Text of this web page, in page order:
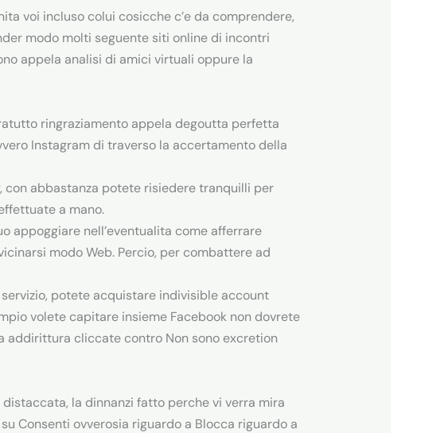
voi incluso colui cosicche c’e da comprendere,
modo molti seguente siti online di incontri
appela analisi di amici virtuali oppure la
ringraziamento appela degoutta perfetta
Instagram di traverso la accertamento della
con abbastanza potete risiedere tranquilli per
a mano.
appoggiare nell’eventualita come afferrare
modo Web. Percio, per combattere ad
potete acquistare indivisible account
volete capitare insieme Facebook non dovrete
addirittura cliccate contro Non sono excretion
la dinnanzi fatto perche vi verra mira
Consenti ovverosia riguardo a Blocca riguardo a